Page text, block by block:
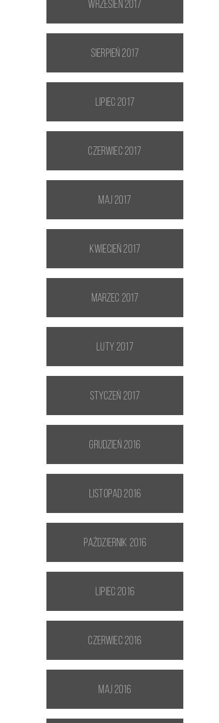
wrzesień 2017
sierpień 2017
lipiec 2017
czerwiec 2017
maj 2017
kwiecień 2017
marzec 2017
luty 2017
styczeń 2017
grudzień 2016
listopad 2016
październik 2016
lipiec 2016
czerwiec 2016
maj 2016